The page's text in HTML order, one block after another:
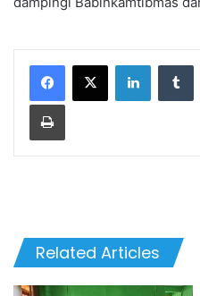
LinkedIn
Print
Related Articles